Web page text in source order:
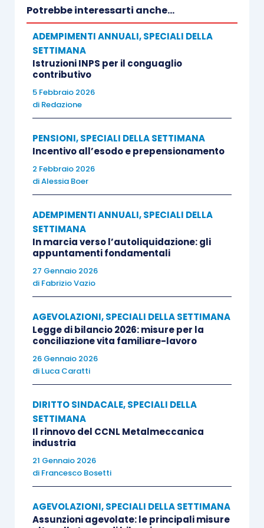
3. La facoltà di cui al comma 1 può essere
esercitata a condizione che il lavoratore manifesti
per iscritto la propria volontà al datore di lavoro o al
committente.
risposta scritta motivata. In caso di richiesta
reiterata da parte del lavoratore di analogo
contenuto, le persone fisiche in qualità di datori di
lavoro o le imprese che occupano fino a cinquanta
dipendenti possono rispondere in forma orale
qualora la motivazione della risposta rimanga
invariata rispetto alla precedente.
5. Le previsioni del presente articolo non si
pubbliche amministrazioni, ai lavoratori marittimi e
del settore della pesca ed ai lavoratori domestic
Nel prosieguo, procedendo per singolo comma, si
analizzerà e commenterà l’intervento normativo
in oggetto, che pare, al momento, piuttosto vago
e ambiguo.
Innanzitutto, preme ravvisare che il comma 1
Potrebbe interessarti anche...
ADEMPIMENTI ANNUALI,SPECIALI DELLA
SETTIMANA
Istruzioni INPS per il conguaglio
contributivo
5 Febbraio 2026
di Redazione
PENSIONI,SPECIALI DELLA SETTIMANA
Incentivo all’esodo e prepensionamento
2 Febbraio 2026
diAlessia Boer
ADEMPIMENTI ANNUALI,SPECIALI DELLA
SETTIMANA
In marcia verso l’autoliquidazione: gli
appuntamenti fondamentali
27 Gennaio 2026
di Fabrizio Vazio
AGEVOLAZIONI,SPECIALI DELLA SETTIMANA
Legge di bilancio 2026: misure per la
conciliazione vita familiare-lavoro
26 Gennaio 2026
di Luca Caratti
DIRITTO SINDACALE,SPECIALI DELLA
SETTIMANA
Il rinnovo del CCNL Metalmeccanica
industria
21 Gennaio 2026
di Francesco Bosetti
AGEVOLAZIONI,SPECIALI DELLA SETTIMANA
Assunzioni agevolate: le principali misure